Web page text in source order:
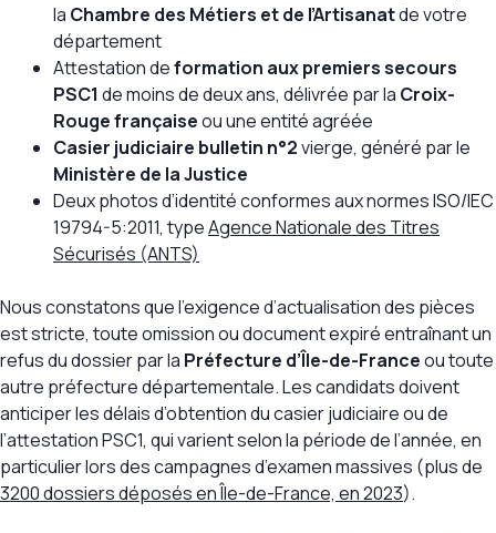
la Chambre des Métiers et de l’Artisanatde votre
département
Attestation deformation aux premiers secours
PSC1 de moins de deux ans, délivrée par la Croix-
Rouge françaiseou une entité agréée
Casier judiciaire bulletin n°2vierge, généré par le
Ministère de la Justice
Deux photos d’identité conformes aux normes ISO/IEC
19794-5:2011, typeAgence Nationale des Titres
Sécurisés (ANTS)
Nous constatons que l’exigence d’actualisation des pièces
est stricte, toute omission ou document expiré entraînant un
refus du dossier par la Préfecture d’Île-de-Franceou toute
autre préfecture départementale. Les candidats doivent
anticiper les délais d’obtention du casier judiciaire ou de
l’attestation PSC1, qui varient selon la période de l’année, en
particulier lors des campagnes d’examen massives (plus de
3200 dossiers déposés en Île-de-France, en 2023).